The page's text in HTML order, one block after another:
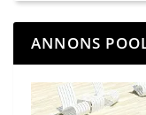
ANNONS